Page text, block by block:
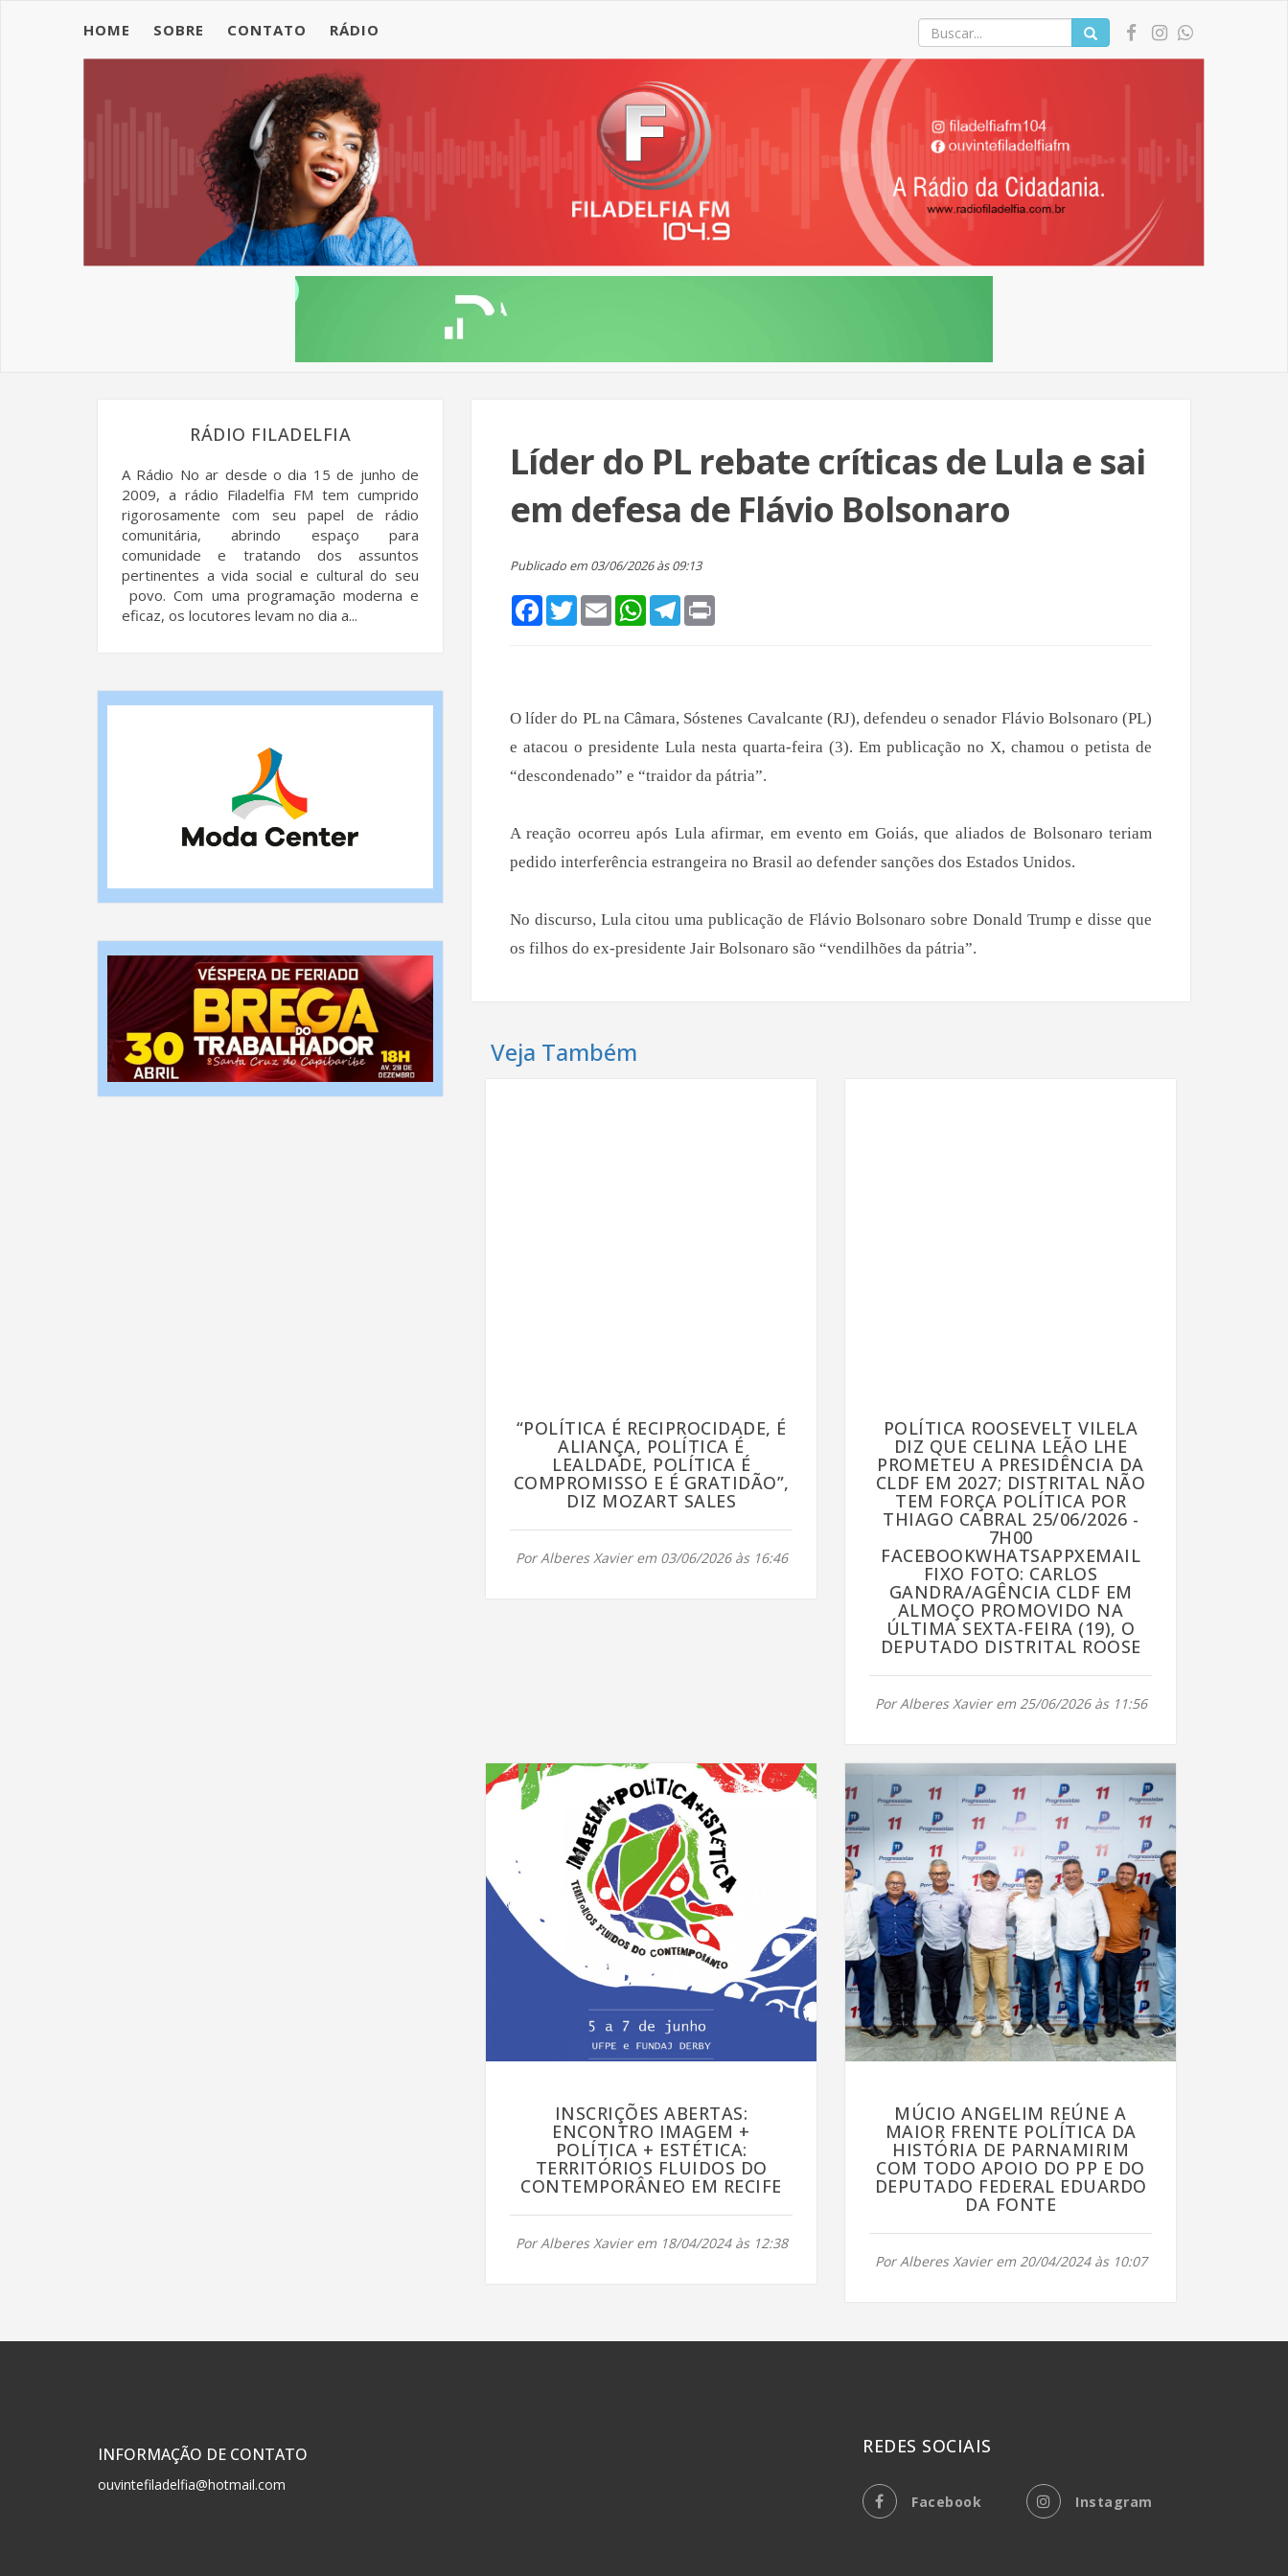
HOME SOBRE CONTATO RÁDIO
RÁDIO FILADELFIA
A Rádio No ar desde o dia 15 de junho de
2009, a rádio Filadelfia FM tem cumprido
rigorosamente com seu papel de rádio
comunitária, abrindo espaço para
comunidade e tratando dos assuntos
pertinentes a vida social e cultural do seu
povo. Com uma programação moderna e
eficaz, os locutores levam no dia a...
Líder do PL rebate críticas de Lula e sai
em defesa de Flávio Bolsonaro
Publicado em 03/06/2026 às 09:13
FacebookTwitterEmail WhatsApp
Telegram
O líder do PL na Câmara, Sóstenes Cavalcante (RJ), defendeu o senador Flávio Bolsonaro (PL)
e atacou o presidente Lula nesta quarta-feira (3). Em publicação no X, chamou o petista de
“descondenado” e “traidor da pátria”.
A reação ocorreu após Lula afirmar, em evento em Goiás, que aliados de Bolsonaro teriam
pedido interferência estrangeira no Brasil ao defender sanções dos Estados Unidos.
No discurso, Lula citou uma publicação de Flávio Bolsonaro sobre Donald Trump e disse que
os filhos do ex-presidente Jair Bolsonaro são “vendilhões da pátria”.
Veja Também
“POLÍTICA É RECIPROCIDADE, É
ALIANÇA, POLÍTICA É
LEALDADE, POLÍTICA É
COMPROMISSO E É GRATIDÃO”,
DIZ MOZART SALES
Por Alberes Xavier em 03/06/2026 às 16:46
POLÍTICA ROOSEVELT VILELA
DIZ QUE CELINA LEÃO LHE
PROMETEU A PRESIDÊNCIA DA
CLDF EM 2027; DISTRITAL NÃO
TEM FORÇA POLÍTICA POR
THIAGO CABRAL 25/06/2026 -
7H00
FACEBOOKWHATSAPPXEMAIL
FIXO FOTO: CARLOS
GANDRA/AGÊNCIA CLDF EM
ALMOÇO PROMOVIDO NA
ÚLTIMA SEXTA-FEIRA (19), O
DEPUTADO DISTRITAL ROOSE
Por Alberes Xavier em 25/06/2026 às 11:56
INSCRIÇÕES ABERTAS:
ENCONTRO IMAGEM +
POLÍTICA + ESTÉTICA:
TERRITÓRIOS FLUIDOS DO
CONTEMPORÂNEO EM RECIFE
Por Alberes Xavier em 18/04/2024 às 12:38
MÚCIO ANGELIM REÚNE A
MAIOR FRENTE POLÍTICA DA
HISTÓRIA DE PARNAMIRIM
COM TODO APOIO DO PP E DO
DEPUTADO FEDERAL EDUARDO
DA FONTE
Por Alberes Xavier em 20/04/2024 às 10:07
INFORMAÇÃO DE CONTATO
ouvintefiladelfia@hotmail.com
REDES SOCIAIS
Facebook Instagram